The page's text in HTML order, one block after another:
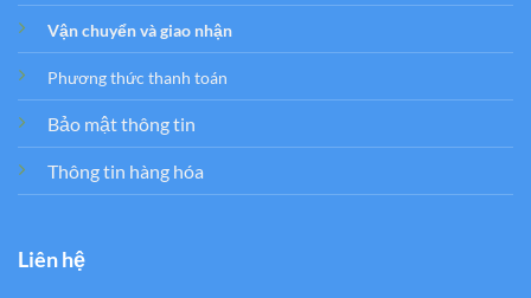
Vận chuyển và giao nhận
Phương thức thanh toán
Bảo mật thông tin
Thông tin hàng hóa
Liên hệ